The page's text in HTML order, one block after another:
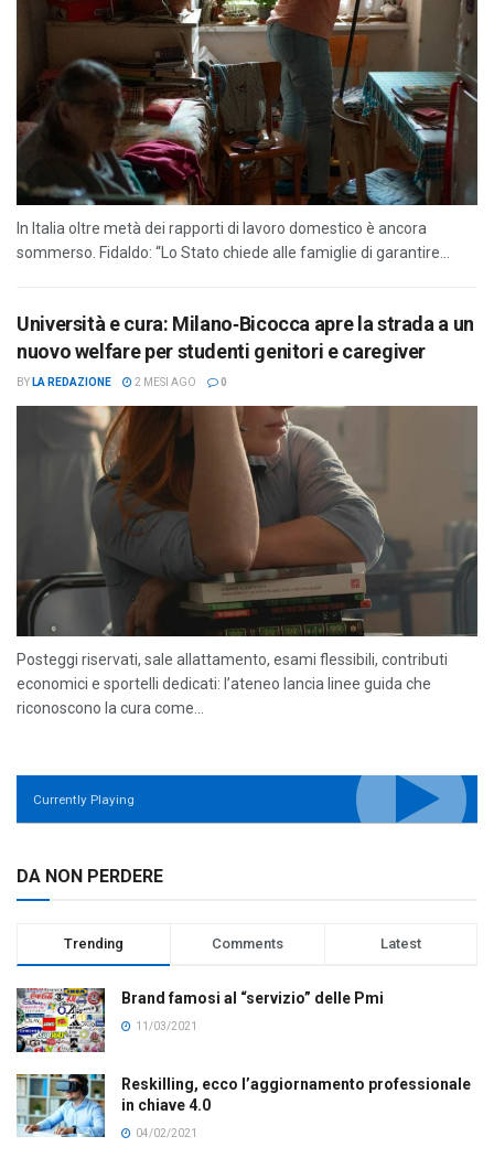
In Italia oltre metà dei rapporti di lavoro domestico è ancora
sommerso. Fidaldo: “Lo Stato chiede alle famiglie di garantire...
Università e cura: Milano‑Bicocca apre la strada a un
nuovo welfare per studenti genitori e caregiver
BY LA REDAZIONE 2 MESI AGO 0
Posteggi riservati, sale allattamento, esami flessibili, contributi
economici e sportelli dedicati: l’ateneo lancia linee guida che
riconoscono la cura come...
Currently Playing
DA NON PERDERE
Trending Comments Latest
Brand famosi al “servizio” delle Pmi
11/03/2021
Reskilling, ecco l’aggiornamento professionale
in chiave 4.0
04/02/2021